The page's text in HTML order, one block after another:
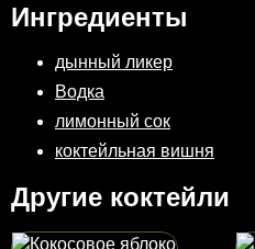
Ингредиенты
дынный ликер
Водка
лимонный сок
коктейльная вишня
Другие коктейли